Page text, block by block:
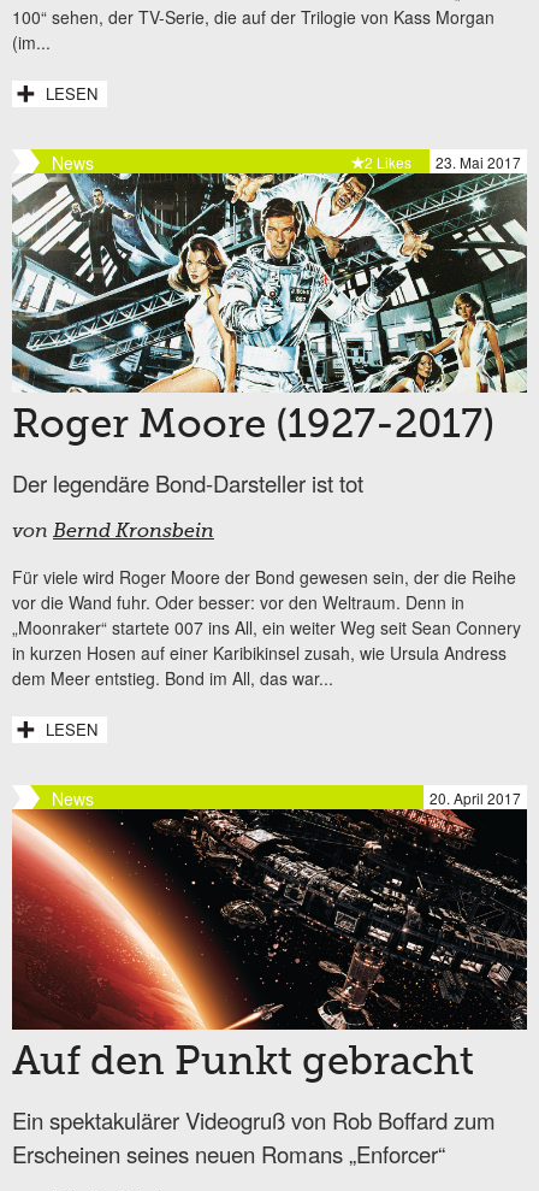
100“ sehen, der TV-Serie, die auf der Trilogie von Kass Morgan
(im...
LESEN
News 23. Mai 2017
2 Likes
Roger Moore (1927-2017)
Der legendäre Bond-Darsteller ist tot
von Bernd Kronsbein
Für viele wird Roger Moore der Bond gewesen sein, der die Reihe
vor die Wand fuhr. Oder besser: vor den Weltraum. Denn in
„Moonraker“ startete 007 ins All, ein weiter Weg seit Sean Connery
in kurzen Hosen auf einer Karibikinsel zusah, wie Ursula Andress
dem Meer entstieg. Bond im All, das war...
LESEN
News 20. April 2017
Auf den Punkt gebracht
Ein spektakulärer Videogruß von Rob Boffard zum
Erscheinen seines neuen Romans „Enforcer“